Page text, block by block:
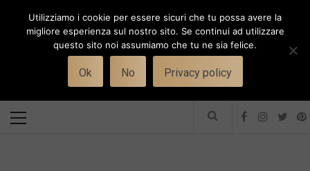
Toggle
WORK-WIFE
Il magazine per le donne che lavorano
Menu
Utilizziamo i cookie per essere sicuri che tu possa avere la
migliore esperienza sul nostro sito. Se continui ad utilizzare
questo sito noi assumiamo che tu ne sia felice.
Ok No Privacy policy